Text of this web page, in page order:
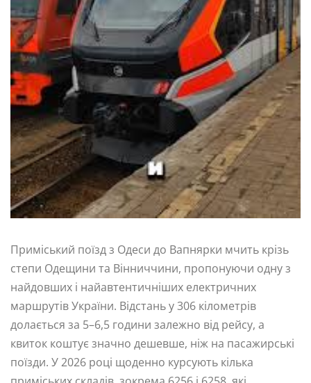
Приміський поїзд з Одеси до Вапнярки мчить крізь
степи Одещини та Вінниччини, пропонуючи одну з
найдовших і найавтентичніших електричних
маршрутів України. Відстань у 306 кілометрів
долається за 5–6,5 години залежно від рейсу, а
квиток коштує значно дешевше, ніж на пасажирські
поїзди. У 2026 році щоденно курсують кілька